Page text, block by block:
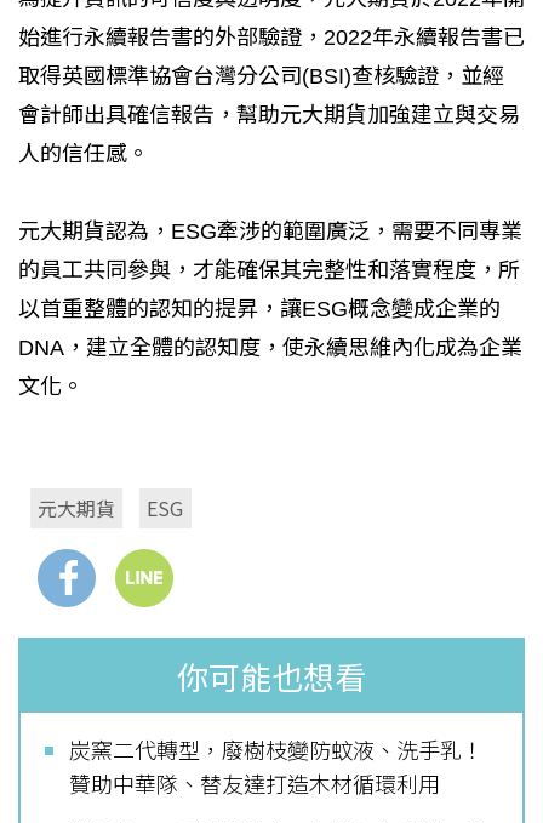
始進行永續報告書的外部驗證，2022年永續報告書已
取得英國標準協會台灣分公司(BSI)查核驗證，並經
會計師出具確信報告，幫助元大期貨加強建立與交易
人的信任感。
元大期貨認為，ESG牽涉的範圍廣泛，需要不同專業
的員工共同參與，才能確保其完整性和落實程度，所
以首重整體的認知的提昇，讓ESG概念變成企業的
DNA，建立全體的認知度，使永續思維內化成為企業
文化。
元大期貨 ESG
你可能也想看
炭窯二代轉型，廢樹枝變防蚊液、洗手乳！
贊助中華隊、替友達打造木材循環利用